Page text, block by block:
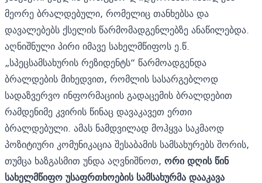
მეორე ბრალდებული, რომელიც თანხებსა და
დავალებებს ქსელის წარმომადგენლებზე ანაწილებდა.
აღნიშნული პირი იმავე სახელმწიფოს ე.წ.
„სპეცსამსახურის რეზიდენტს“ წარმოადგენდა
ბრალდების მიხედვით, რომლის სასარგებლოდ
სადაზვერვო ინფორმაციის გადაცემის ბრალდებით
რამდენიმე კვირის წინაც დავაკავეთ ერთი
ბრალდებული. ამას ნამდვილად მოჰყვა საკმაოდ
პოზიტიური კომუნიკაცია შესაბამის სამსახურებს შორის,
თუმცა ხაზგასმით უნდა აღვნიშნოთ, ორი დღის წინ
სახელმწიფო უსაფრთხოების სამსახურმა დააკავა